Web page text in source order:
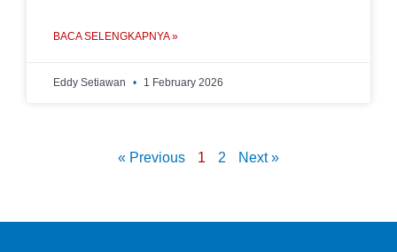
BACA SELENGKAPNYA »
Eddy Setiawan 1 February 2026
« Previous 1 2 Next »